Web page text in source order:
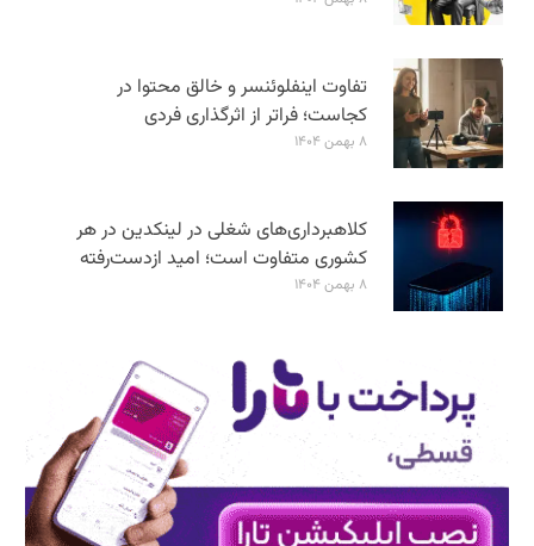
تفاوت اینفلوئنسر و خالق محتوا در
کجاست؛ فراتر از اثرگذاری فردی
۸ بهمن ۱۴۰۴
کلاهبرداری‌های شغلی در لینکدین در هر
کشوری متفاوت است؛ امید ازدست‌رفته
۸ بهمن ۱۴۰۴